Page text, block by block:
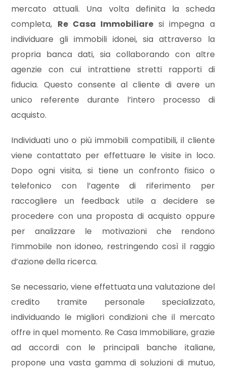
mercato attuali. Una volta definita la scheda
completa, Re Casa Immobiliare si impegna a
individuare gli immobili idonei, sia attraverso la
propria banca dati, sia collaborando con altre
agenzie con cui intrattiene stretti rapporti di
fiducia. Questo consente al cliente di avere un
unico referente durante l’intero processo di
acquisto.
Individuati uno o più immobili compatibili, il cliente
viene contattato per effettuare le visite in loco.
Dopo ogni visita, si tiene un confronto fisico o
telefonico con l’agente di riferimento per
raccogliere un feedback utile a decidere se
procedere con una proposta di acquisto oppure
per analizzare le motivazioni che rendono
l’immobile non idoneo, restringendo così il raggio
d’azione della ricerca.
Se necessario, viene effettuata una valutazione del
credito tramite personale specializzato,
individuando le migliori condizioni che il mercato
offre in quel momento. Re Casa Immobiliare, grazie
ad accordi con le principali banche italiane,
propone una vasta gamma di soluzioni di mutuo,
Tipologia
-
multiscelta
Qualsiasi
Residenziali
Commerciali
Industriali
Terreni
Prezzo
Totale
mq